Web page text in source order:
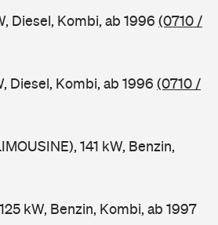
Diesel, Kombi, ab 1996 (0710 /
Diesel, Kombi, ab 1996 (0710 /
141 kW, Benzin,
kW, Benzin, Kombi, ab 1997